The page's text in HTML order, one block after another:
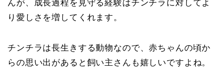
んが、成長過程を見守る経験はチンチラに対してよ
り愛しさを増してくれます。
チンチラは長生きする動物なので、赤ちゃんの頃か
らの思い出があると飼い主さんも嬉しいですよね。